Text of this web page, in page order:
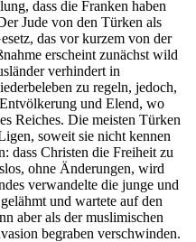
dass die Franken haben
Jude von den Türken als
das vor kurzem von der
erscheint zunächst wild
verhindert in
zu regeln, jedoch,
und Elend, wo
Reiches. Die meisten Türken
soweit sie nicht kennen
dass Christen die Freiheit zu
ohne Änderungen, wird
verwandelte die junge und
und wartete auf den
aber als der muslimischen
begraben verschwinden.